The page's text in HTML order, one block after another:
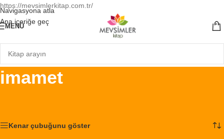
https://mevsimlerkitap.com.tr/
Navigasyona atla
Ana içeriğe geç
MENÜ
imamet
Kenar çubuğunu göster